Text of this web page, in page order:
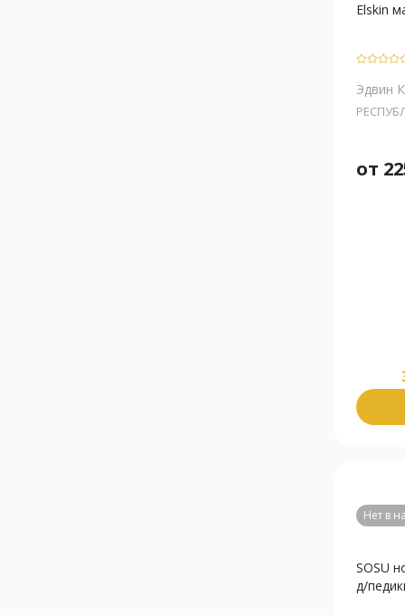
Elskin
Эдвин
от
Нет в
SOSU
д/